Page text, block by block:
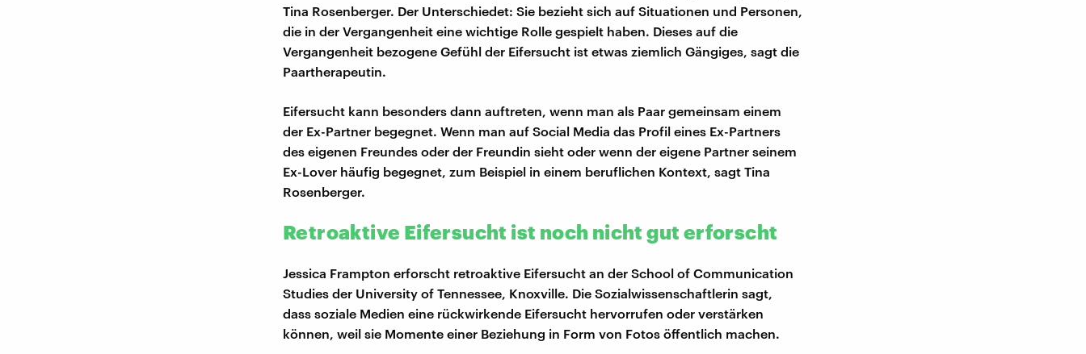
Tina Rosenberger. Der Unterschiedet: Sie bezieht sich auf Situationen und Personen,
die in der Vergangenheit eine wichtige Rolle gespielt haben. Dieses auf die
Vergangenheit bezogene Gefühl der Eifersucht ist etwas ziemlich Gängiges, sagt die
Paartherapeutin.
Eifersucht kann besonders dann auftreten, wenn man als Paar gemeinsam einem
der Ex-Partner begegnet. Wenn man auf Social Media das Profil eines Ex-Partners
des eigenen Freundes oder der Freundin sieht oder wenn der eigene Partner seinem
Ex-Lover häufig begegnet, zum Beispiel in einem beruflichen Kontext, sagt Tina
Rosenberger.
Retroaktive Eifersucht ist noch nicht gut erforscht
Jessica Frampton erforscht retroaktive Eifersucht an der School of Communication
Studies der University of Tennessee, Knoxville. Die Sozialwissenschaftlerin sagt,
dass soziale Medien eine rückwirkende Eifersucht hervorrufen oder verstärken
können, weil sie Momente einer Beziehung in Form von Fotos öffentlich machen.